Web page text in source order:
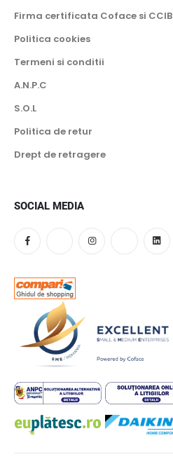
Firma certificata Coface si CCIB
Politica cookies
Termeni si conditii
A.N.P.C
S.O.L
Politica de retur
Drept de retragere
SOCIAL MEDIA